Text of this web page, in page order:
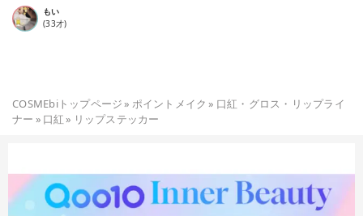
もい
(33才)
COSMEbiトップページ» ポイントメイク » 口紅・グロス・リップライ
ナー » 口紅» リップステッカー